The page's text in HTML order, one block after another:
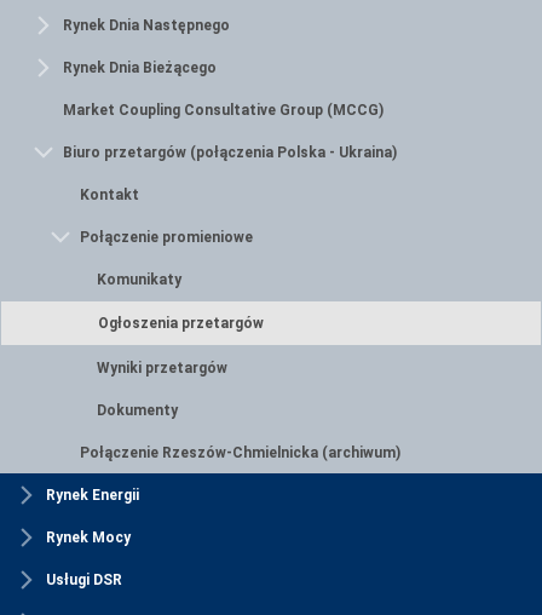
Rynek Dnia Następnego
Rynek Dnia Bieżącego
Market Coupling Consultative Group (MCCG)
Biuro przetargów (połączenia Polska - Ukraina)
Kontakt
Połączenie promieniowe
Komunikaty
Ogłoszenia przetargów
Wyniki przetargów
Dokumenty
Połączenie Rzeszów-Chmielnicka (archiwum)
Rynek Energii
Rynek Mocy
Usługi DSR